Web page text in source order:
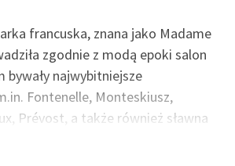
francuska, znana jako Madame
zgodnie z modą epoki salon
najwybitniejsze
Fontenelle, Monteskiusz,
Prévost, a także również sławna
de Graffigny należy powieść